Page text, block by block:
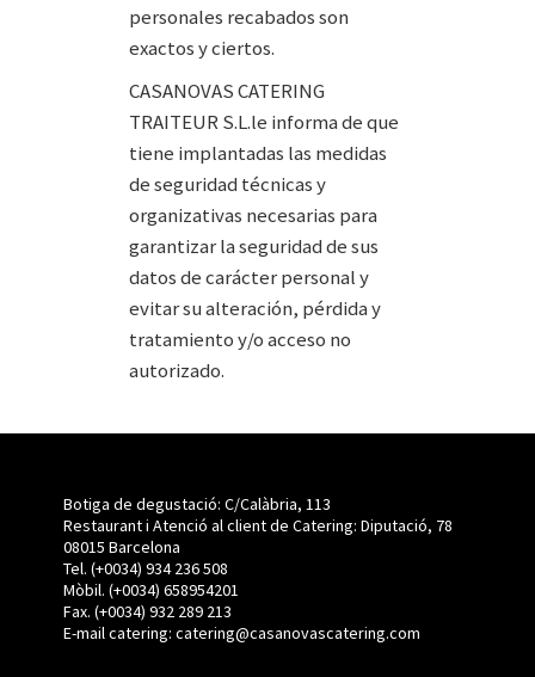
personales recabados son
exactos y ciertos.
CASANOVAS CATERING
TRAITEUR S.L.le informa de que
tiene implantadas las medidas
de seguridad técnicas y
organizativas necesarias para
garantizar la seguridad de sus
datos de carácter personal y
evitar su alteración, pérdida y
tratamiento y/o acceso no
autorizado.
Botiga de degustació: C/Calàbria, 113
Restaurant i Atenció al client de Catering: Diputació, 78
08015 Barcelona
Tel. (+0034) 934 236 508
Mòbil. (+0034) 658954201
Fax. (+0034) 932 289 213
E-mail catering: catering@casanovascatering.com